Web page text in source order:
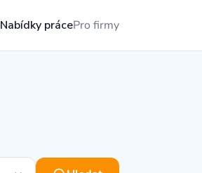
Nabídky prácePro firmy